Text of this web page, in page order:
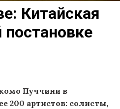
Китайская
Пуччини в
200 артистов: солисты,